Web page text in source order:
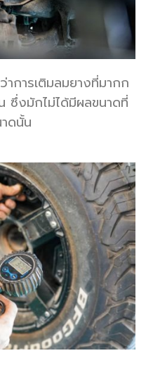
าการเติมลมยางที่มากก
ซึ่งมักไม่ได้มีผลขนาดที่
ดนั้น